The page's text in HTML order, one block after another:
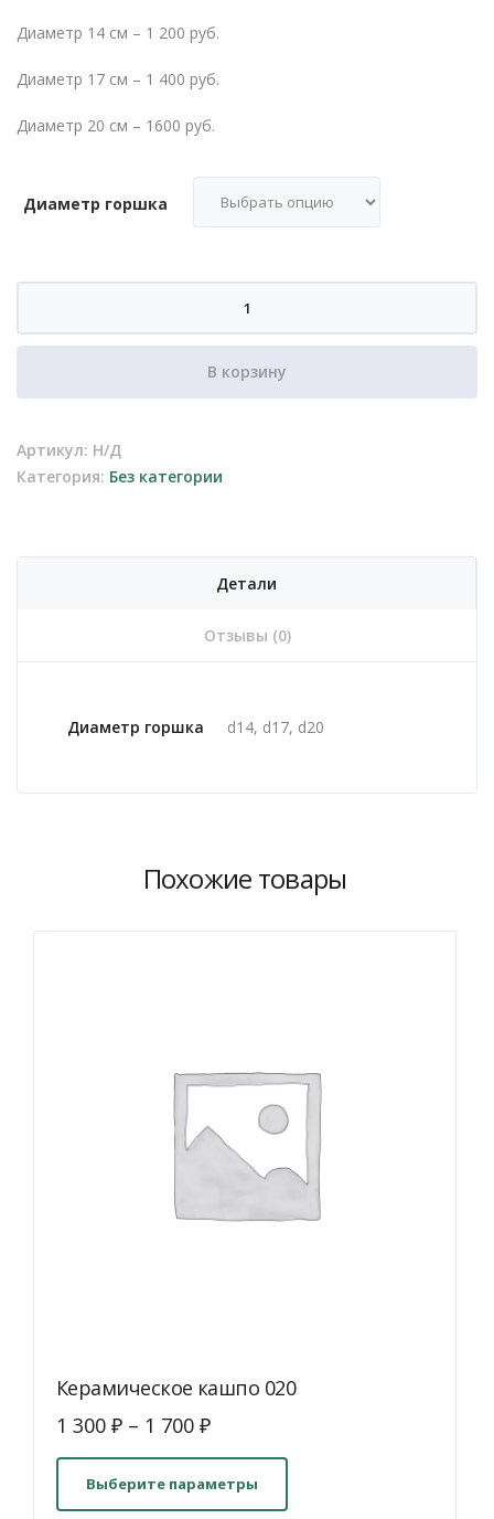
Диаметр 14 см – 1 200 руб.
Диаметр 17 см – 1 400 руб.
Диаметр 20 см – 1600 руб.
Диаметр горшка
Керамическое
015
В корзину
Артикул: Н/Д
Категория: Без категории
Детали
Отзывы (0)
Диаметр горшка d14, d17, d20
Похожие товары
Керамическое кашпо 020
1 300 ₽ – 1 700 ₽
Выберите параметры